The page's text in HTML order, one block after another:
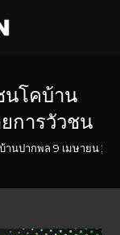
นโคบ้าน
การวัวชน
นปากพล 9 เมษายน